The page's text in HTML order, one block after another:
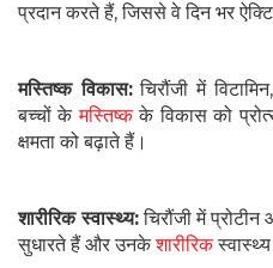
प्रदान करते हैं, जिससे वे दिन भर
मस्तिष्क विकास:चिरौंजी में
बच्चों केमस्तिष्कके विकास को
क्षमता को बढ़ाते हैं।
शारीरिक स्वास्थ्य:चिरौंजी में
सुधारते हैं और उनकेशारीरिक